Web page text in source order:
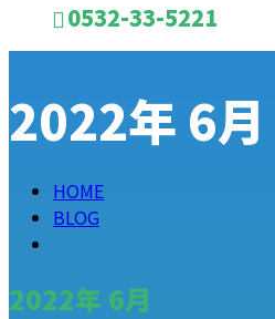
0532-33-5221
メールフォーム
2022年 6月
HOME
BLOG
2022年 6月